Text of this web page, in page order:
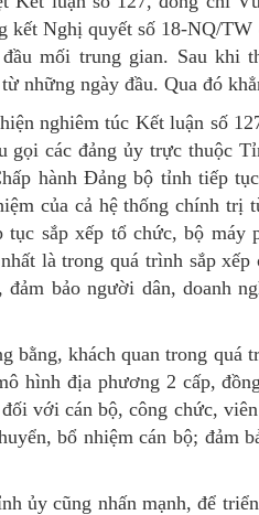
kết Nghị quyết số 18-NQ/
mối trung gian. Sau khi
những ngày đầu. Qua đó
nghiêm túc Kết luận số
gọi các đảng ủy trực thuộc
hành Đảng bộ tỉnh tiếp
của cả hệ thống chính
sắp xếp tổ chức, bộ máy
là trong quá trình sắp
đảm bảo người dân, doanh
bằng, khách quan trong quá
hình địa phương 2 cấp,
với cán bộ, công chức,
bổ nhiệm cán bộ; đảm
ủy cũng nhấn mạnh, để